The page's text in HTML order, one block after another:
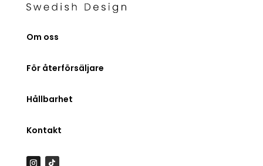
Om oss
För återförsäljare
Hållbarhet
Kontakt